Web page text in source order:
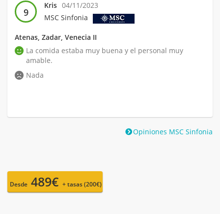
9
Kris 04/11/2023
MSC Sinfonia
Atenas, Zadar, Venecia II
La comida estaba muy buena y el personal muy
amable.
Nada
Opiniones MSC Sinfonia
Desde 489€ + tasas (200€)